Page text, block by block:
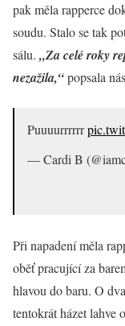
pak měla rapperce
soudu. Stalo se tak
sálu. „Za celé roky
nezažila,“popsala
Puuuurrrrrr
— Cardi B
Při napadení měla
oběť pracující za
hlavou do baru. O
tentokrát házet lahve